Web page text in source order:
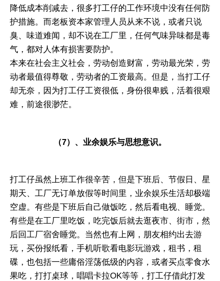
降低成本削减去，很多打工仔的工作环境中没有任何防
护措施。而老板资本家管理人员从来不说，或者只说
臭、味道难闻，却不说在工厂里，任何气味异味都是毒
气，都对人体有损害要防护。
本来在社会主义社会，劳动创造财富，劳动最光荣，劳
动者最值得尊敬，劳动者的工资最高。但是，当打工仔
却无奈，因为打工仔工资很低，身份很卑贱，活着很艰
难，前途很渺茫。
（7）、业余娱乐与思想意识。
打工仔虽然上班工作很辛苦，但是下班后、节假日、星
期天、工厂无订单放假等时间里，业余娱乐生活却极端
空虚。有些是下班后自己做饭吃，然后看电视、睡觉。
有些是在工厂里吃饭，吃完饭后就去逛夜市、街市，然
后回工厂宿舍睡觉。当然也有上网，朋友相约出去游
玩，买份报纸看，手机听歌看电影玩游戏，租书，租
碟，也包括一些庸俗淫荡低级的内容，或者买点零食水
果吃，打打桌球，唱唱卡拉OK等等，打工仔借此打发